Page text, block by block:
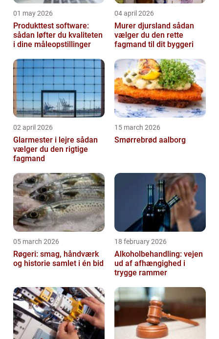
01 may 2026
Produkttest software:
sådan løfter du kvaliteten
i dine måleopstillinger
04 april 2026
Murer djursland sådan
vælger du den rette
fagmand til dit byggeri
02 april 2026
Glarmester i lejre sådan
vælger du den rigtige
fagmand
15 march 2026
Smørrebrød aalborg
05 march 2026
Røgeri: smag, håndværk
og historie samlet i én bid
18 february 2026
Alkoholbehandling: vejen
ud af afhængighed i
trygge rammer